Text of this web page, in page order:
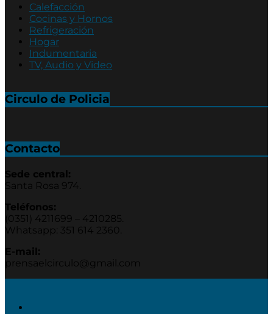
Calefacción
Cocinas y Hornos
Refrigeración
Hogar
Indumentaria
TV, Audio y Video
Circulo de Policia
Contacto
Sede central:
Santa Rosa 974.
Teléfonos:
(0351) 4211699 – 4210285.
Whatsapp: 351 614 2360.
E-mail:
prensaelcirculo@gmail.com